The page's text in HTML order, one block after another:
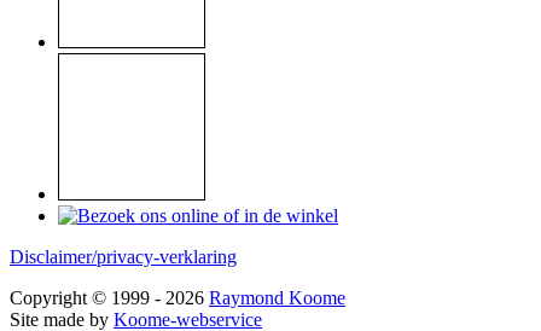
Disclaimer/privacy-verklaring
Copyright © 1999 - 2026 Raymond Koome
Site made by Koome-webservice